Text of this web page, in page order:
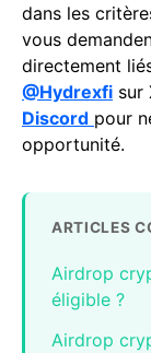
dans les
vous
directement
@Hydrexfi sur
Discord pour
opportunité.
ARTICLES
Airdrop
éligible ?
Airdrop